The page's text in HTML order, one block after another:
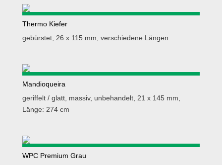
Thermo Kiefer
gebürstet, 26 x 115 mm, verschiedene Längen
Mandioqueira
geriffelt / glatt, massiv, unbehandelt, 21 x 145 mm,
Länge: 274 cm
WPC Premium Grau